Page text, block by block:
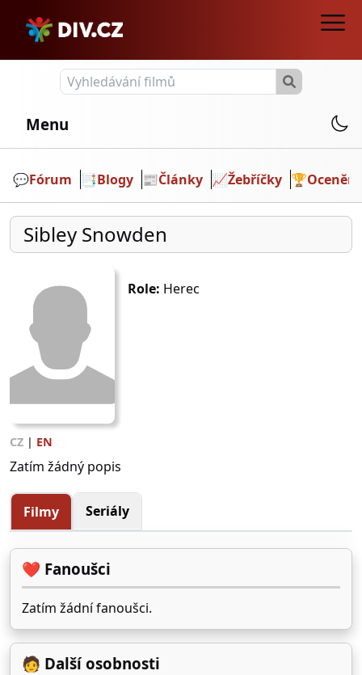
Menu
💬️Fórum 📑Blogy 📰Články 📈Žebříčky 🏆Ocenění
Sibley Snowden
Role: Herec
CZ | EN
Zatím žádný popis
Filmy Seriály
❤️ Fanoušci
Zatím žádní fanoušci.
🧑 Další osobnosti